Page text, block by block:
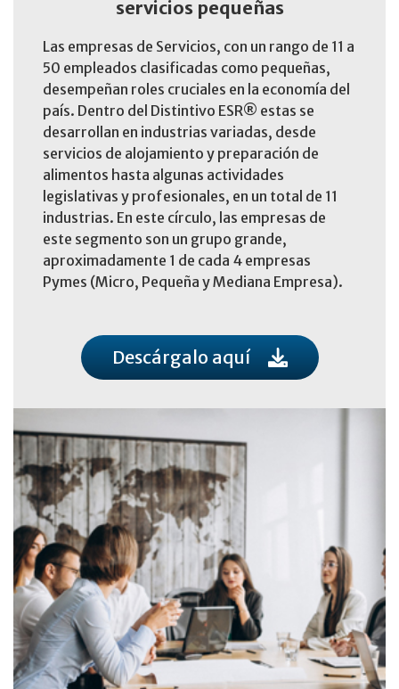
servicios pequeñas
Las empresas de Servicios, con un rango de 11 a
50 empleados clasificadas como pequeñas,
desempeñan roles cruciales en la economía del
país. Dentro del Distintivo ESR® estas se
desarrollan en industrias variadas, desde
servicios de alojamiento y preparación de
alimentos hasta algunas actividades
legislativas y profesionales, en un total de 11
industrias. En este círculo, las empresas de
este segmento son un grupo grande,
aproximadamente 1 de cada 4 empresas
Pymes (Micro, Pequeña y Mediana Empresa).
Descárgalo aquí